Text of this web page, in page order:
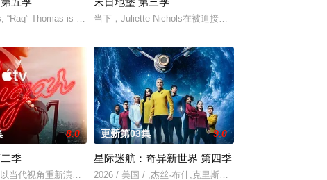
娜·维拉罗尔
“Raq” Thomas is cold, hard and fierce —当下，Juliette Nichols在被迫接受“净化”后幸存下来，但
连发生游客离奇死亡事件，他不得不
他弄坏了一个谢尔顿和莱纳德制造的设备，意外导致了多元宇宙的世界末
8.0
季
以当代视角重新演绎了文学、电影和电视史上最受欢迎且意义重大的题材之一，私
更新第03集 9.0
星际迷航：奇异新世界 第四季
2026 / 美国 / ,杰丝·布什,克里斯蒂娜·钟,西莉亚·罗丝·古